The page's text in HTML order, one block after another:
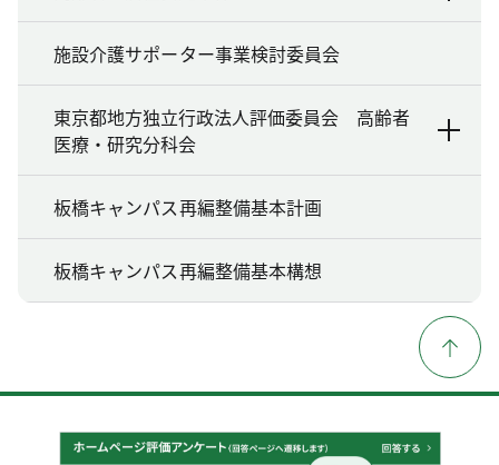
施設介護サポーター事業検討委員会
東京都地方独立行政法人評価委員会 高齢者
医療・研究分科会
板橋キャンパス再編整備基本計画
板橋キャンパス再編整備基本構想